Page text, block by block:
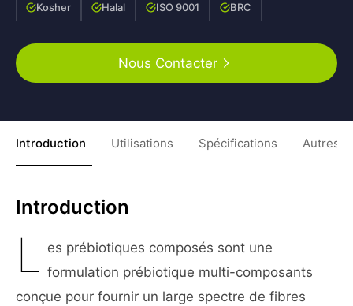
Kosher Halal ISO 9001 BRC
Nous Contacter
Introduction Utilisations Spécifications Autres
Introduction
L es prébiotiques composés sont une
formulation prébiotique multi-composants
conçue pour fournir un large spectre de fibres